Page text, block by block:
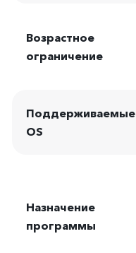
Возрастное
ограничение
Поддерживаемые
OS
Назначение
программы